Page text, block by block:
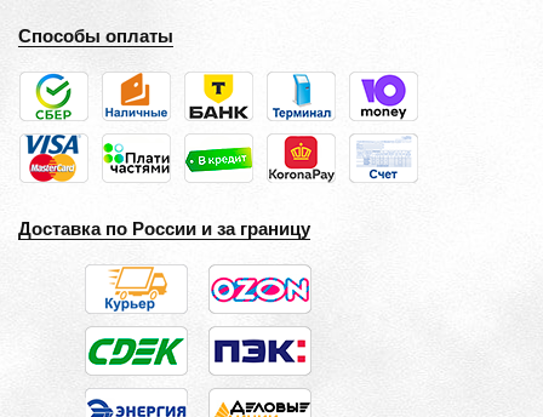
Способы оплаты
Доставка по России и за границу